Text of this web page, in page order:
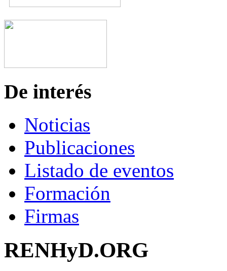
De interés
Noticias
Publicaciones
Listado de eventos
Formación
Firmas
RENHyD.ORG